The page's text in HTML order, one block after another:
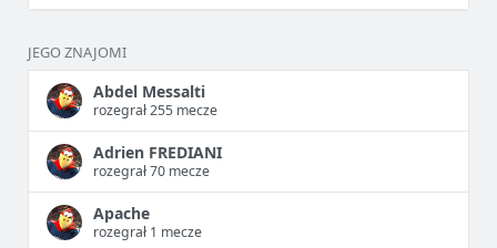
JEGO ZNAJOMI
Abdel Messalti
rozegrał 255 mecze
Adrien FREDIANI
rozegrał 70 mecze
Apache
rozegrał 1 mecze